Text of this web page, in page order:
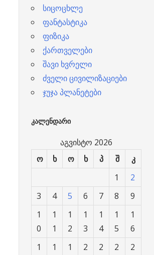
სიცოცხლე
ფანტასტიკა
ფიზიკა
ქართველები
შავი ხვრელი
ძველი ცივილიზაციები
ჯუჯა პლანეტები
ᲙᲐᲚᲔᲜᲓᲐᲠᲘ
აგვისტო 2026
ო
ხ ო ხ პ შ კ
1
2
3
4 5 6 7 8
9
1
0
1
1
1
2
1
3
1
4
1
5
1
6
1
1
1
2
2
2
2